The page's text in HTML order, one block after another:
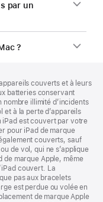
par un
?
couverts et à leurs
batteries conservant
illimité d’incidents
et à la perte d’appareils
iPad est couvert par votre
pour iPad de marque
couverts, sauf
de vol, qui ne s’applique
de marque Apple, même
couvert. La
pas aux bracelets
est perdue ou volée en
de marque Apple